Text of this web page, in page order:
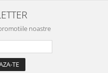
noastre